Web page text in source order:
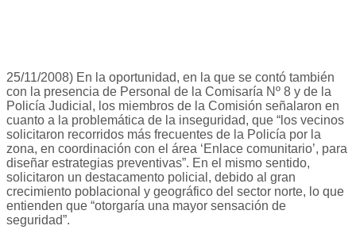
25/11/2008) En la oportunidad, en la que se contó también
con la presencia de Personal de la Comisaría Nº 8 y de la
Policía Judicial, los miembros de la Comisión señalaron en
cuanto a la problemática de la inseguridad, que “los vecinos
solicitaron recorridos más frecuentes de la Policía por la
zona, en coordinación con el área ‘Enlace comunitario’, para
diseñar estrategias preventivas”. En el mismo sentido,
solicitaron un destacamento policial, debido al gran
crecimiento poblacional y geográfico del sector norte, lo que
entienden que “otorgaría una mayor sensación de
seguridad”.